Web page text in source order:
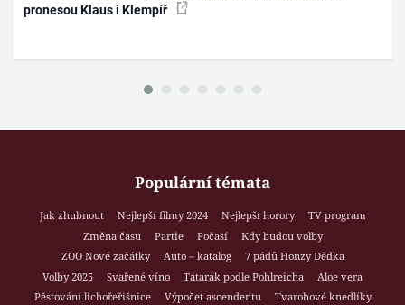
pronesou Klaus i Klempíř
Populární témata
Jak zhubnout Nejlepší filmy 2024 Nejlepší horory
TV program
Změna času
Partie Počasí
Kdy budou volby
ZOO Nové začátky
Auto – katalog
7 pádů Honzy Dědka
Volby 2025
Svařené víno Tatarák podle Pohlreicha
Aloe vera
Pěstování lichořeřišnice
Výpočet ascendentu
Tvarohové knedlíky